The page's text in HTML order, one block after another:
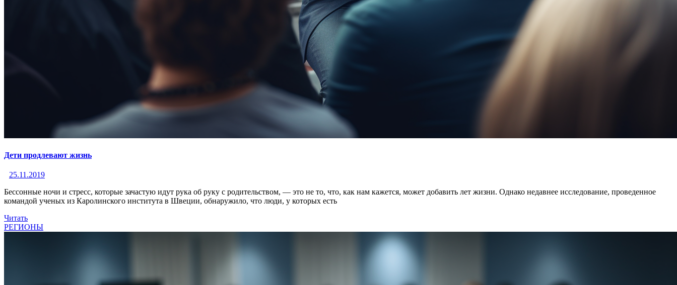
Дети продлевают жизнь
25.11.2019
Бессонные ночи и стресс, которые зачастую идут рука об руку с родительством, — это не то, что, как нам кажется, может добавить лет жизни. Однако недавнее исследование, проведенное
командой ученых из Каролинского института в Швеции, обнаружило, что люди, у которых есть
Читать
РЕГИОНЫ